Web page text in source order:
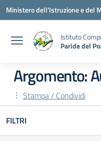
Vai ai contenuti
Vai al menu di navigazione
Vai al footer
Ministero dell'Istruzione e del
Istituto
Paride del
Argomento:
Stampa / Condividi
FILTRI